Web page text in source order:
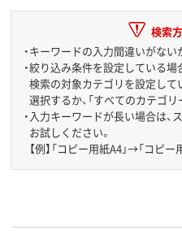
検索
・キーワードの入力間違いがない
・絞り込み条件を設定している場
検索の対象カテゴリを設定して
選択するか、「すべてのカテゴ
・ 入力キーワードが長い場合は、
お試しください。
【例】「コピー用紙A4」→「コピ